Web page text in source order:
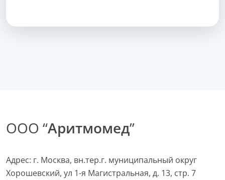
ООО “Аритмомед”
Адрес: г. Москва, вн.тер.г. муниципальный округ
Хорошевский, ул 1-я Магистральная, д. 13, стр. 7